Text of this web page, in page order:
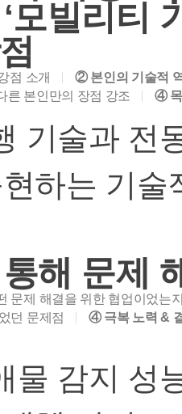
모빌리티
점 소개
② 본인의 기술적
른 본인만의 장점 강조 ④ 목
기술과 전
하는 기
해 문제
문제 해결을 위한 협업이었는
던 문제점 ④ 극복 노력 &
물 감지 성